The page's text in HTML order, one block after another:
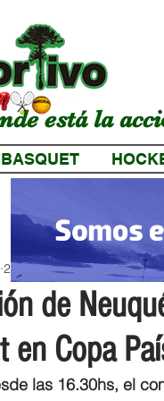
está la
BASQUET
de
en Copa
2 min de lectura
las 16.30hs, el